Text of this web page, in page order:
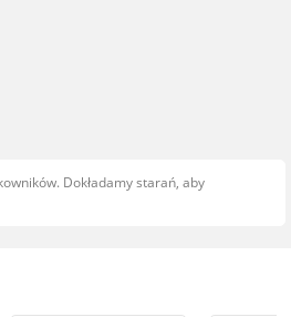
Dokładamy starań, aby